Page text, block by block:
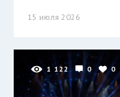
15 июля 2026
1 122 0 0